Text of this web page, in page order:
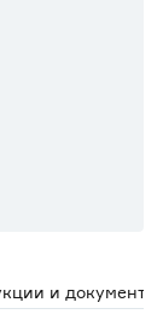
и документы